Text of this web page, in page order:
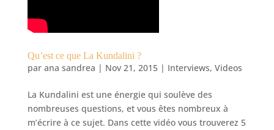
Qu’est ce que La Kundalini ?
par ana sandrea | Nov 21, 2015| Interviews, Videos
La Kundalini est une énergie qui soulève des
nombreuses questions, et vous êtes nombreux à
m’écrire à ce sujet. Dans cette vidéo vous trouverez 5